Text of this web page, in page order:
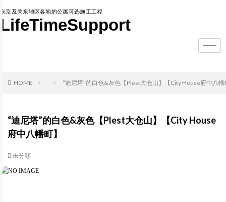
东京及关东地区各地的公寓可选施工工程
LifeTimeSupport
HOME “迪尼塔”的白色&灰色【Plest大仓山】【City House府中八幡
“迪尼塔”的白色&灰色【Plest大仓山】【City House
府中八幡町】
未分類